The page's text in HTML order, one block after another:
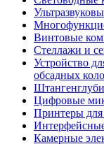
Винтовые
Стеллажи и
Устройство
обсадных
Цифровые
Принтеры для
Камерные